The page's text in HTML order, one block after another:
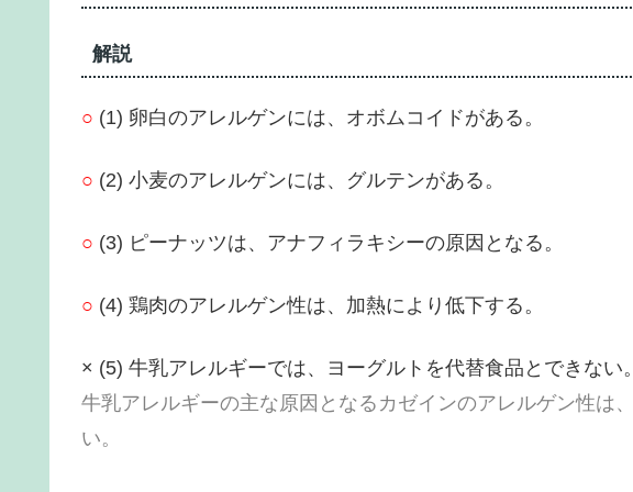
解説
○ (1) 卵白のアレルゲンには、オボムコイドがある。
○ (2) 小麦のアレルゲンには、グルテンがある。
○ (3) ピーナッツは、アナフィラキシーの原因となる。
○ (4) 鶏肉のアレルゲン性は、加熱により低下する。
× (5) 牛乳アレルギーでは、ヨーグルトを代替食品とできない。
牛乳アレルギーの主な原因となるカゼインのアレルゲン性は
い。